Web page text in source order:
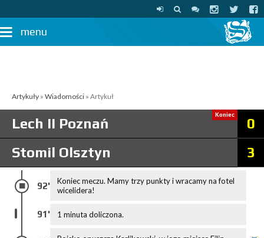
menu
Artykuły » Wiadomości » Artykuł
Koniec
Lech II Poznań
0
Stomil Olsztyn
3
92'
Koniec meczu. Mamy trzy punkty i wracamy na fotel
wicelidera!
91' 1 minuta doliczona.